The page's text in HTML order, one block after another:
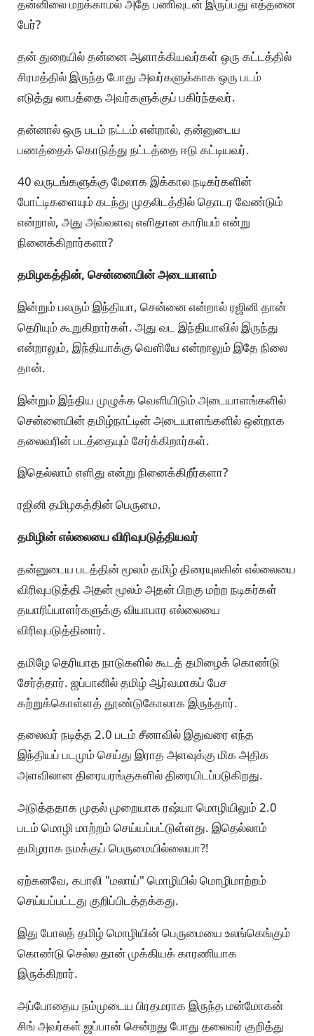
தன்னிலை மறக்காமல் அதே பணிவுடன் இருப்பது எத்தனை
பேர்?
தன் துறையில் தன்னை ஆளாக்கியவர்கள் ஒரு கட்டத்தில்
சிரமத்தில் இருந்த போது அவர்களுக்காக ஒரு படம்
எடுத்து லாபத்தை அவர்களுக்குப் பகிர்ந்தவர்.
தன்னால் ஒரு படம் நட்டம் என்றால், தன்னுடைய
பணத்தைக் கொடுத்து நட்டத்தை ஈடு கட்டியவர்.
40 வருடங்களுக்கு மேலாக இக்கால நடிகர்களின்
போட்டிகளையும் கடந்து முதலிடத்தில் தொடர வேண்டும்
என்றால், அது அவ்வளவு எளிதான காரியம் என்று
நினைக்கிறார்களா?
தமிழகத்தின், சென்னையின் அடையாளம்
இன்றும் பலரும் இந்தியா, சென்னை என்றால் ரஜினி தான்
தெரியும் கூறுகிறார்கள். அது வட இந்தியாவில் இருந்து
என்றாலும், இந்தியாக்கு வெளியே என்றாலும் இதே நிலை
தான்.
இன்றும் இந்திய முழுக்க வெளியிடும் அடையாளங்களில்
சென்னையின் தமிழ்நாட்டின் அடையாளங்களில் ஒன்றாக
தலைவரின் படத்தையும் சேர்க்கிறார்கள்.
இதெல்லாம் எளிது என்று நினைக்கிறீர்களா?
ரஜினி தமிழகத்தின் பெருமை.
தமிழின் எல்லையை விரிவுபடுத்தியவர்
தன்னுடைய படத்தின் மூலம் தமிழ் திரையுலகின் எல்லையை
விரிவுபடுத்தி அதன் மூலம் அதன் பிறகு மற்ற நடிகர்கள்
தயாரிப்பாளர்களுக்கு வியாபார எல்லையை
விரிவுபடுத்தினார்.
தமிழே தெரியாத நாடுகளில் கூடத் தமிழைக் கொண்டு
சேர்த்தார். ஜப்பானில் தமிழ் ஆர்வமாகப் பேச
கற்றுக்கொள்ளத் தூண்டுகோலாக இருந்தார்.
தலைவர் நடித்த 2.0 படம் சீனாவில் இதுவரை எந்த
இந்தியப் படமும் செய்து இராத அளவுக்கு மிக அதிக
அளவிலான திரையரங்குகளில் திரையிடப்படுகிறது.
அடுத்ததாக முதல் முறையாக ரஷ்யா மொழியிலும் 2.0
படம் மொழி மாற்றம் செய்யப்பட்டுள்ளது. இதெல்லாம்
தமிழராக நமக்குப் பெருமையில்லையா?!
ஏற்கனவே, கபாலி "மலாய்" மொழியில் மொழிமாற்றம்
செய்யப்பட்டது குறிப்பிடத்தக்கது.
இது போலத் தமிழ் மொழியின் பெருமையை உலங்கெங்கும்
கொண்டு செல்ல தான் முக்கியக் காரணியாக
இருக்கிறார்.
அப்போதைய நம்முடைய பிரதமராக இருந்த மன்மோகன்
சிங் அவர்கள் ஜப்பான் சென்றது போது தலைவர் குறித்து